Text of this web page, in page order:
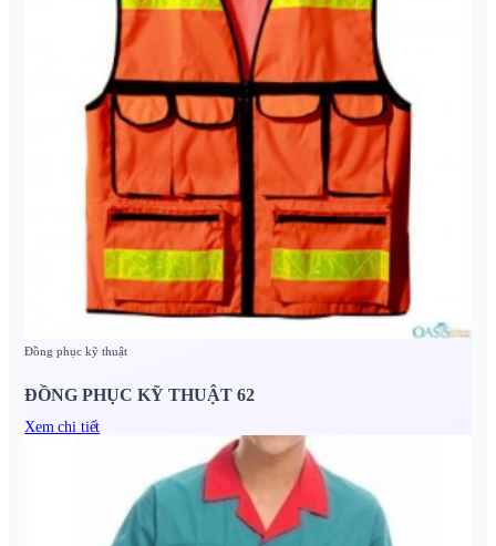
Đồng phục kỹ thuật
ĐỒNG PHỤC KỸ THUẬT 62
Xem chi tiết